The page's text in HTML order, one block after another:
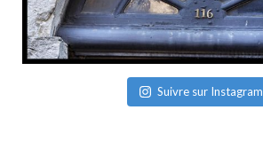
Suivre sur Instagram